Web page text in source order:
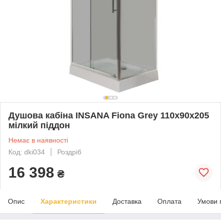
Душова кабіна INSANA Fiona Grey 110x90x205
мілкий піддон
Немає в наявності
Код: dki034
Роздріб
16 398 ₴
Опис Характеристики Доставка Оплата Умови